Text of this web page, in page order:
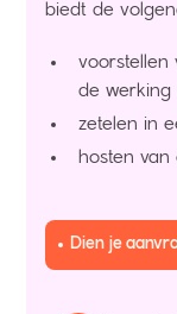
biedt de
voorstellen
de werking
zetelen in
hosten
Dien je